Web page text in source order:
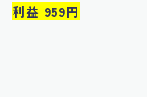
利益 959円